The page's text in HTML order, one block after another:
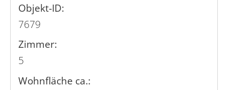
Objekt-ID:
7679
Zimmer:
5
Wohnfläche ca.: